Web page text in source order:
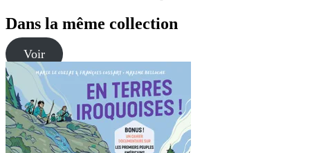
Dans la même collection
Voir